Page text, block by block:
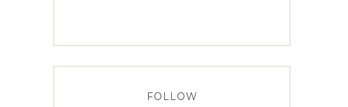
FOLLOW